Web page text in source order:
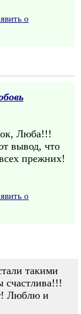
о
Люба!!!
вывод, что
прежних!
о
такими
Люблю и